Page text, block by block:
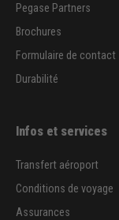
Pegase Partners
Brochures
Formulaire de contact
Durabilité
Infos et services
Transfert aéroport
Conditions de voyage
Assurances